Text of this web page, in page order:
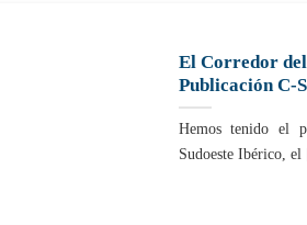
El Corredor del
Publicación C-
Hemos tenido el
Sudoeste Ibérico,